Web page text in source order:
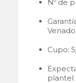
Nº de
Cupo:
plantel.